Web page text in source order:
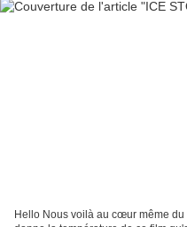
Hello Nous voilà au cœur même du